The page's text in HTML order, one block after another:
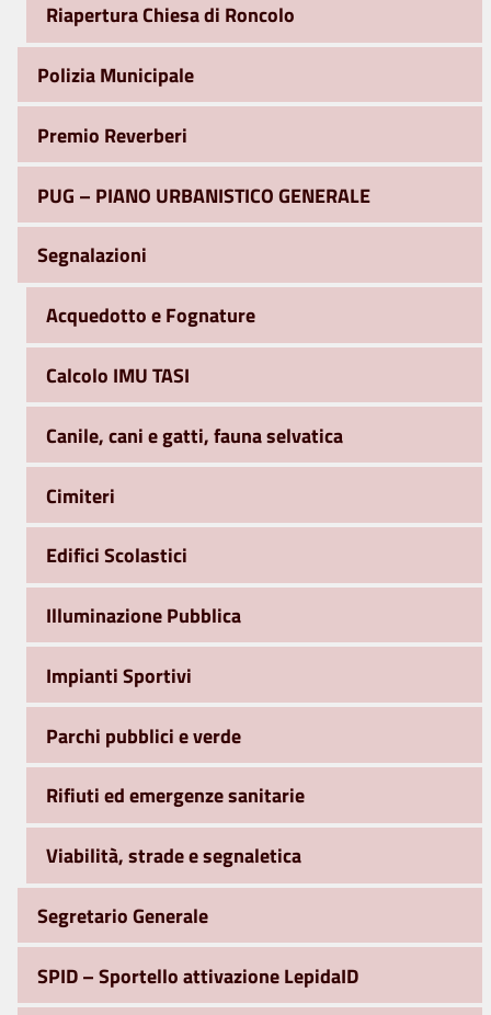
Riapertura Chiesa di Roncolo
Polizia Municipale
Premio Reverberi
PUG – PIANO URBANISTICO GENERALE
Segnalazioni
Acquedotto e Fognature
Calcolo IMU TASI
Canile, cani e gatti, fauna selvatica
Cimiteri
Edifici Scolastici
Illuminazione Pubblica
Impianti Sportivi
Parchi pubblici e verde
Rifiuti ed emergenze sanitarie
Viabilità, strade e segnaletica
Segretario Generale
SPID – Sportello attivazione LepidaID